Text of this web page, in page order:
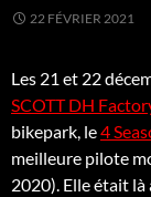
22 FÉVRIER 2021
Les 21 et 22
SCOTT DH
bikepark, le4
meilleure pilote
2020). Elle était